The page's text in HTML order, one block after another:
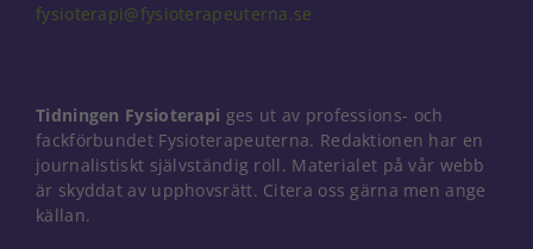
fysioterapi@fysioterapeuterna.se
Tidningen Fysioterapi ges ut av professions- och
fackförbundet Fysioterapeuterna. Redaktionen har en
journalistiskt självständig roll. Materialet på vår webb
är skyddat av upphovsrätt. Citera oss gärna men ange
källan.
Nödvändiga
Dessa kakor